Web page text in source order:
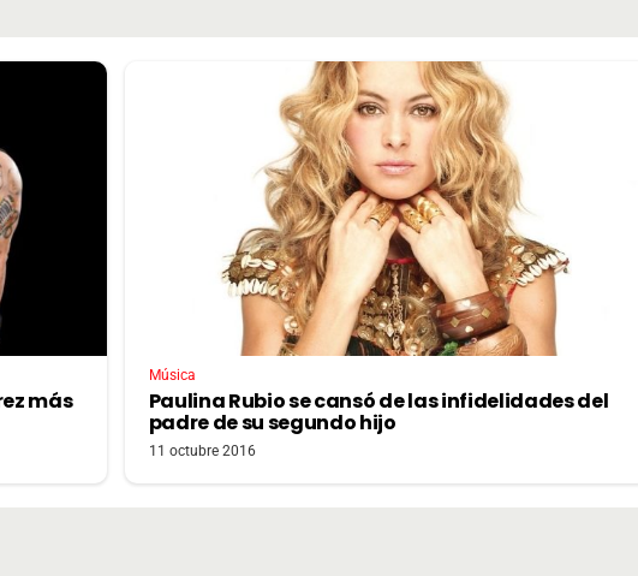
más
Música
Paulina Rubio se cansó de las infidelidades del
padre de su segundo hijo
11 octubre 2016